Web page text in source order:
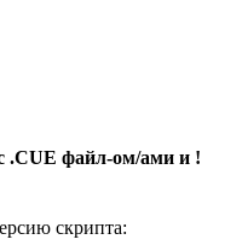
.CUE файл-ом/ами и !
скрипта: